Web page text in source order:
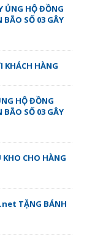
ỦNG HỘ ĐỒNG
BÃO SỐ 03 GÂY
KHÁCH HÀNG
HỘ ĐỒNG
BÃO SỐ 03 GÂY
CHO HÀNG
TẶNG BÁNH